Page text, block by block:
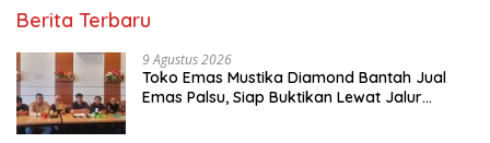
Berita Terbaru
9 Agustus 2026
Toko Emas Mustika Diamond Bantah Jual
Emas Palsu, Siap Buktikan Lewat Jalur